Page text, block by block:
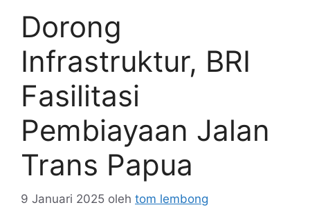
Dorong
Infrastruktur, BRI
Fasilitasi
Pembiayaan Jalan
Trans Papua
9 Januari 2025 oleh tom lembong